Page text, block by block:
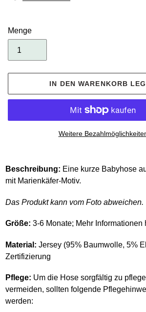
Menge
IN DEN WARENKORB
Weitere
wird
zum
hinzugefügt
Beschreibung: Eine kurze Babyhose
mit Marienkäfer-Motiv.
Das Produkt kann vom Foto abweichen.
Größe: 3-6 Monate; Mehr Informationen
Material: Jersey (95% Baumwolle, 5%
Zertifizierung
Pflege: Um die Hose sorgfältig zu
vermeiden, sollten folgende
werden: